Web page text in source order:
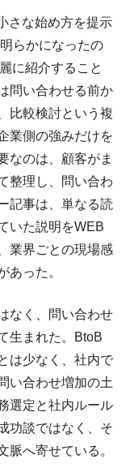
さな始め方を提示
らかになったの
に紹介すること
問い合わせる前か
比較検討という複
業側の強みだけを
なのは、顧客がま
整理し、問い合わ
記事は、単なる読
いた説明をWEB
業界ごとの現場感
あった。
なく、問い合わせ
生まれた。BtoB
は少なく、社内で
い合わせ増加の土
選定と社内ルール
功談ではなく、そ
脈へ寄せている。